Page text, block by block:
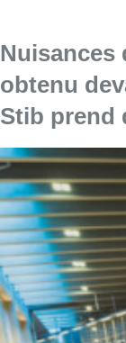
Nuisances
obtenu
Stib prend